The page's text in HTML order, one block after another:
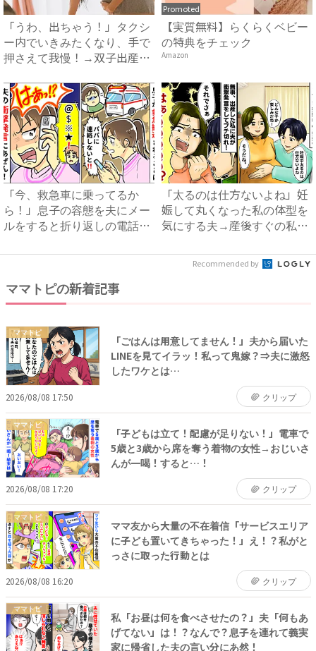
「うわ、出ちゃう！」タクシ
ー内でいきみたくなり、手で
押さえて我慢！→双子出産で
Promoted
【実質無料】らくらくベビー
の特典をチェック
Amazon
「今、救急車に乗ってるか
ら！」息子の容態を夫にメー
ルをすると折り返しの電話
「太るのは仕方ないよね」妊
娠して丸くなった私の体型を
気にする夫→産後すぐの私に
Recommended by
ママトピの新着記事
ママトピ
「ごはんは用意してません！」夫から届いた
LINEを見てイラッ！私って鬼嫁？⇒夫に激怒
したワケとは…
2026/08/08 17:50 クリップ
ママトピ
「子どもは立て！配慮が足りない！」電車で
5歳と3歳から席を奪う着物の女性→おじいさ
んが一喝！すると…！
2026/08/08 17:20 クリップ
ママトピ
ママ友から大量の不在着信「サービスエリア
に子ども置いてきちゃった！」え！？私がと
っさに取った行動とは
2026/08/08 16:20 クリップ
ママトピ
私「お昼は何を食べさせたの？」夫「何もあ
げてない」は！？なんで？息子を連れて義実
家に帰省した夫の言い分にあ然！